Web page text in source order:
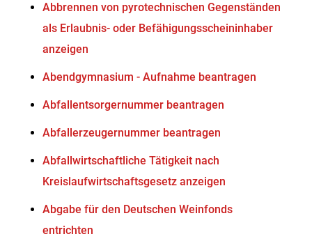
Abbrennen von pyrotechnischen Gegenständen
als Erlaubnis- oder Befähigungsscheininhaber
anzeigen
Abendgymnasium - Aufnahme beantragen
Abfallentsorgernummer beantragen
Abfallerzeugernummer beantragen
Abfallwirtschaftliche Tätigkeit nach
Kreislaufwirtschaftsgesetz anzeigen
Abgabe für den Deutschen Weinfonds
entrichten